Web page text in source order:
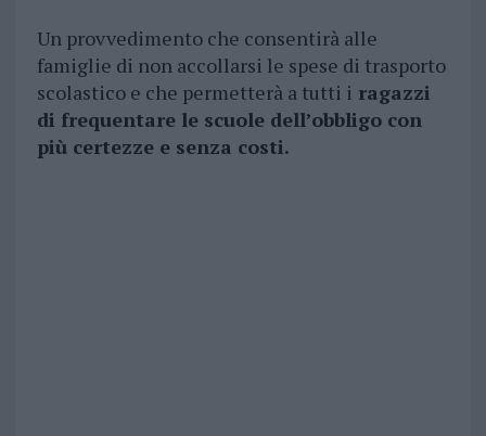
Un provvedimento che consentirà alle
famiglie di non accollarsi le spese di trasporto
scolastico e che permetterà a tutti i ragazzi
di frequentare le scuole dell’obbligo con
più certezze e senza costi.